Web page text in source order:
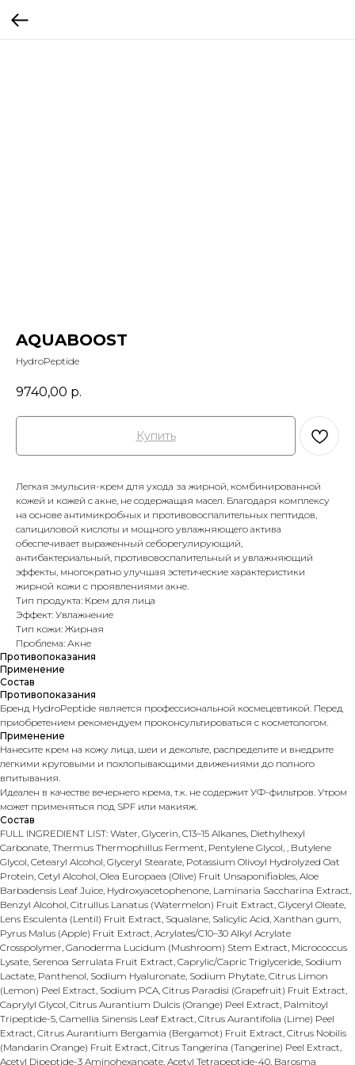
AQUABOOST
HydroPeptide
9740,00 р.
Купить
Легкая эмульсия-крем для ухода за жирной, комбинированной
кожей и кожей с акне, не содержащая масел. Благодаря комплексу
на основе антимикробных и противовоспалительных пептидов,
салициловой кислоты и мощного увлажняющего актива
обеспечивает выраженный себорегулирующий,
антибактериальный, противовоспалительный и увлажняющий
эффекты, многократно улучшая эстетические характеристики
жирной кожи с проявлениями акне.
Тип продукта: Крем для лица
Эффект: Увлажнение
Тип кожи: Жирная
Проблема: Акне
Противопоказания
Применение
Состав
Противопоказания
Бренд HydroPeptide является профессиональной космецевтикой. Перед
приобретением рекомендуем проконсультироваться с косметологом.
Применение
Нанесите крем на кожу лица, шеи и декольте, распределите и внедрите
легкими круговыми и похлопывающими движениями до полного
впитывания.
Идеален в качестве вечернего крема, т.к. не содержит УФ-фильтров. Утром
может применяться под SPF или макияж.
Состав
FULL INGREDIENT LIST: Water, Glycerin, C13–15 Alkanes, Diethylhexyl
Carbonate, Thermus Thermophillus Ferment, Pentylene Glycol, , Butylene
Glycol, Cetearyl Alcohol, Glyceryl Stearate, Potassium Olivoyl Hydrolyzed Oat
Protein, Cetyl Alcohol, Olea Europaea (Olive) Fruit Unsaponifiables, Aloe
Barbadensis Leaf Juice, Hydroxyacetophenone, Laminaria Saccharina Extract,
Benzyl Alcohol, Citrullus Lanatus (Watermelon) Fruit Extract, Glyceryl Oleate,
Lens Esculenta (Lentil) Fruit Extract, Squalane, Salicylic Acid, Xanthan gum,
Pyrus Malus (Apple) Fruit Extract, Acrylates/C10–30 Alkyl Acrylate
Crosspolymer, Ganoderma Lucidum (Mushroom) Stem Extract, Micrococcus
Lysate, Serenoa Serrulata Fruit Extract, Caprylic/Capric Triglyceride, Sodium
Lactate, Panthenol, Sodium Hyaluronate, Sodium Phytate, Citrus Limon
(Lemon) Peel Extract, Sodium PCA, Citrus Paradisi (Grapefruit) Fruit Extract,
Caprylyl Glycol, Citrus Aurantium Dulcis (Orange) Peel Extract, Palmitoyl
Tripeptide-5, Camellia Sinensis Leaf Extract, Citrus Aurantifolia (Lime) Peel
Extract, Citrus Aurantium Bergamia (Bergamot) Fruit Extract, Citrus Nobilis
(Mandarin Orange) Fruit Extract, Citrus Tangerina (Tangerine) Peel Extract,
Acetyl Dipeptide-3 Aminohexanoate, Acetyl Tetrapeptide-40, Barosma